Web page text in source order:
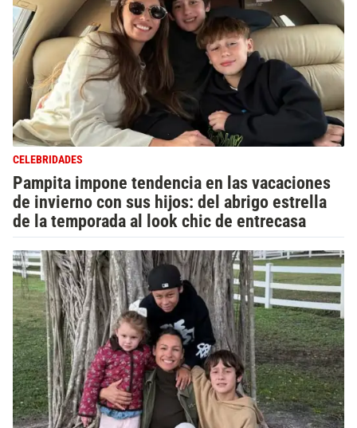
CELEBRIDADES
Pampita impone tendencia en las vacaciones
de invierno con sus hijos: del abrigo estrella
de la temporada al look chic de entrecasa